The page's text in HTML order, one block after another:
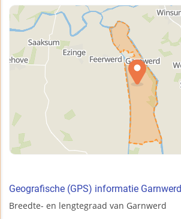
Geografische (GPS) informatie Garnwerd
Breedte- en lengtegraad van Garnwerd